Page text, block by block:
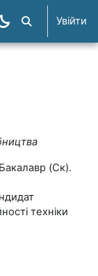
Пошук курсів
Увійти
Бакалавр (Ск).
техніки